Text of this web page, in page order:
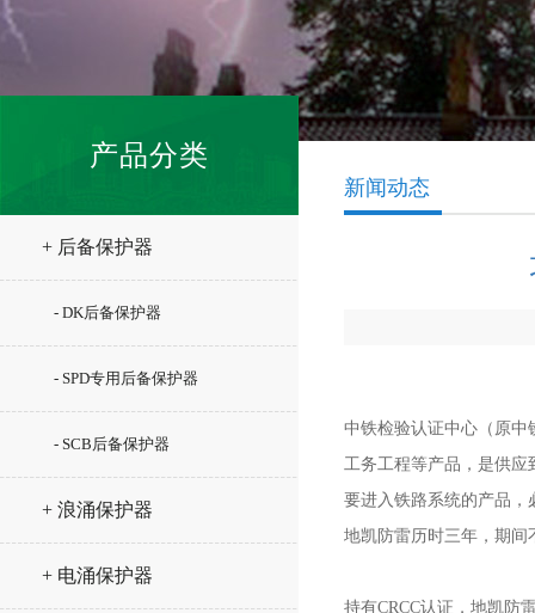
产品分类
+ 后备保护器
- DK后备保护器
- SPD专用后备保护器
- SCB后备保护器
+ 浪涌保护器
+ 电涌保护器
新闻动态
中铁检验认证中心（原中
工务工程等产品，是供应
要进入铁路系统的产品，
地凯防雷历时三年，期间
持有CRCC认证，地凯防